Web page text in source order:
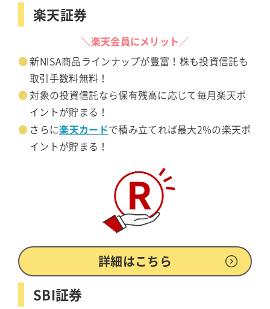
楽天証券
＼楽天会員にメリット／
新NISA商品ラインナップが豊富！株も投資信託も
取引手数料無料！
対象の投資信託なら保有残高に応じて毎月楽天ポ
イントが貯まる！
さらに楽天カードで積み立てれば最大2%の楽天ポ
イントが貯まる！
詳細はこちら
SBI証券